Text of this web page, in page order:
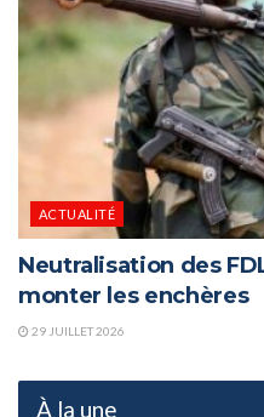
ACTUALITÉ
Neutralisation des
monter les enchères
29 JUILLET 2026
À la une